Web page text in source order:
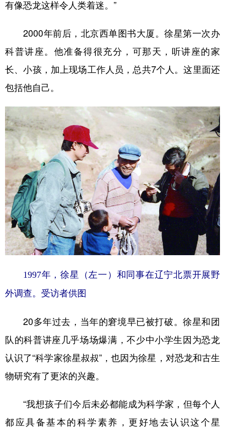
有像恐龙这样令人类着迷。”
2000年前后，北京西单图书大厦。徐星第一次办
科普讲座。他准备得很充分，可那天，听讲座的家
长、小孩，加上现场工作人员，总共7个人。这里面还
包括他自己。
1997年，徐星（左一）和同事在辽宁北票开展野
外调查。受访者供图
20多年过去，当年的窘境早已被打破。徐星和团
队的科普讲座几乎场场爆满，不少中小学生因为恐龙
认识了“科学家徐星叔叔”，也因为徐星，对恐龙和古生
物研究有了更浓的兴趣。
“我想孩子们今后未必都能成为科学家，但每个人
都应具备基本的科学素养，更好地去认识这个星